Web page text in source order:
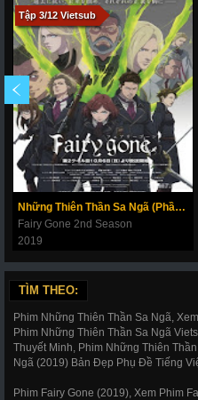
Tập 3/12 Vietsub
Những Thiên Thần Sa Ngã (Phần 2)
Fairy Gone 2nd Season
2019
TÌM THEO:
Phim Những Thiên Thần Sa Ngã,
Phim Những Thiên Thần Sa Ngã
Thuyết Minh, Phim Những Thiên
Ngã (2019) Bản Đẹp Phụ Đề Tiếng
Phim Fairy Gone (2019), Xem Phim